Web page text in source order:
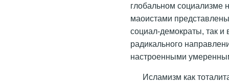
глобальном социализме
маоистами
социал-демократы, так и
радикального
настроенными
Исламизм как